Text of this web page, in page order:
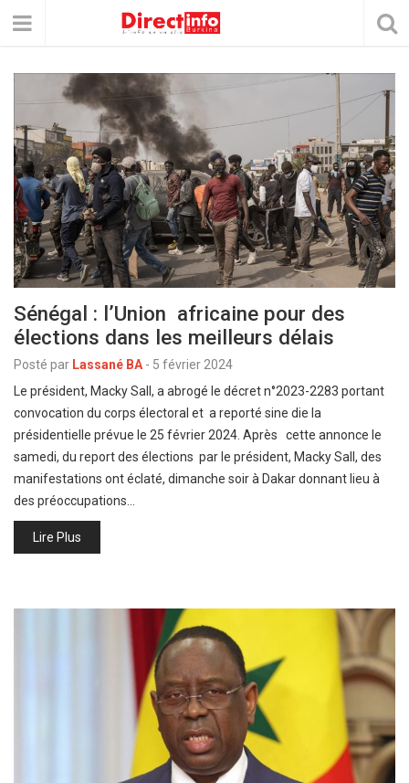
Sénégal : l’Union africaine pour des
élections dans les meilleurs délais
Posté par Lassané BA - 5 février 2024
Le président, Macky Sall, a abrogé le décret n°2023-2283 portant
convocation du corps électoral et a reporté sine die la
présidentielle prévue le 25 février 2024. Après cette annonce le
samedi, du report des élections par le président, Macky Sall, des
manifestations ont éclaté, dimanche soir à Dakar donnant lieu à
des préoccupations…
Lire Plus